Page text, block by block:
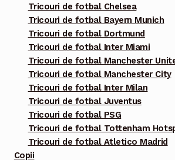
Tricouri de fotbal Chelsea
Tricouri de fotbal Bayern Munich
Tricouri de fotbal Dortmund
Tricouri de fotbal Inter Miami
Tricouri de fotbal Manchester
Tricouri de fotbal Manchester City
Tricouri de fotbal Inter Milan
Tricouri de fotbal Juventus
Tricouri de fotbal PSG
Tricouri de fotbal Tottenham
Tricouri de fotbal Atletico Madrid
Copii